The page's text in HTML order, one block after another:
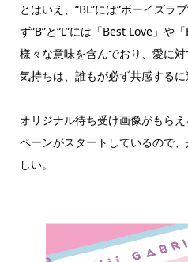
とはいえ、“BL”には“ボーイズラ
ず“B”と“L”には「Best Love」や
様々な意味を含んでおり、愛に
気持ちは、誰もが必ず共感するに
オリジナル待ち受け画像がもら
ペーンがスタートしているので
しい。